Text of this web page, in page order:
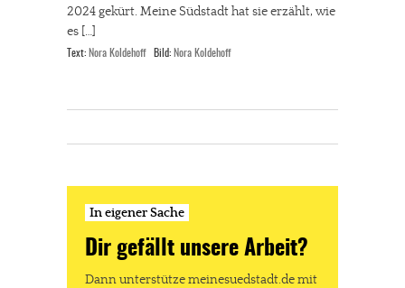
2024 gekürt. Meine Südstadt hat sie erzählt, wie
es […]
Text: Nora Koldehoff Bild: Nora Koldehoff
In eigener Sache
Dir gefällt unsere Arbeit?
Dann unterstütze meinesuedstadt.de mit